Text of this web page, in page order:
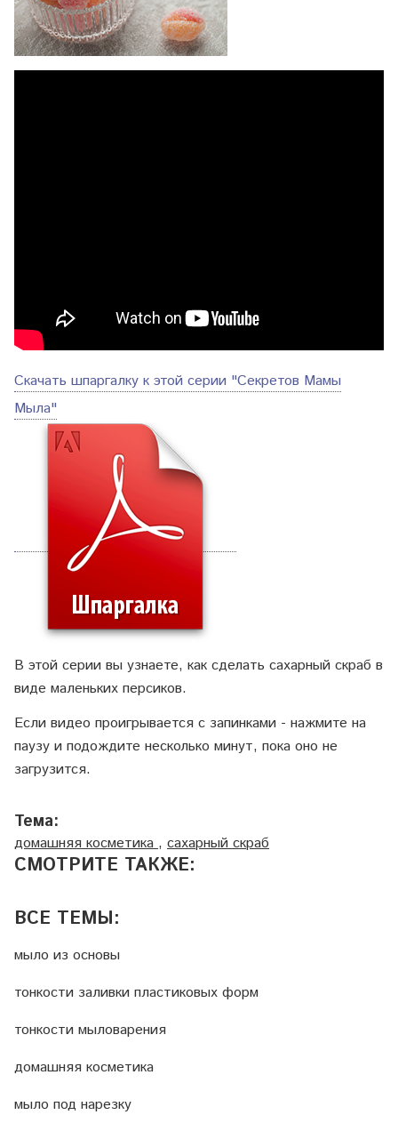
Скачать шпаргалку к этой серии "Секретов Мамы
Мыла"
В этой серии вы узнаете, как сделать сахарный скраб в
виде маленьких персиков.
Если видео проигрывается с запинками - нажмите на
паузу и подождите несколько минут, пока оно не
загрузится.
Тема:
домашняя косметика, сахарный скраб
СМОТРИТЕ ТАКЖЕ:
ВСЕ ТЕМЫ:
мыло из основы
тонкости заливки пластиковых форм
тонкости мыловарения
домашняя косметика
мыло под нарезку